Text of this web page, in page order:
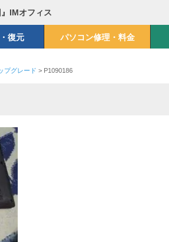
IMオフィス
復元 パソコン修理・料金
プグレード > P1090186